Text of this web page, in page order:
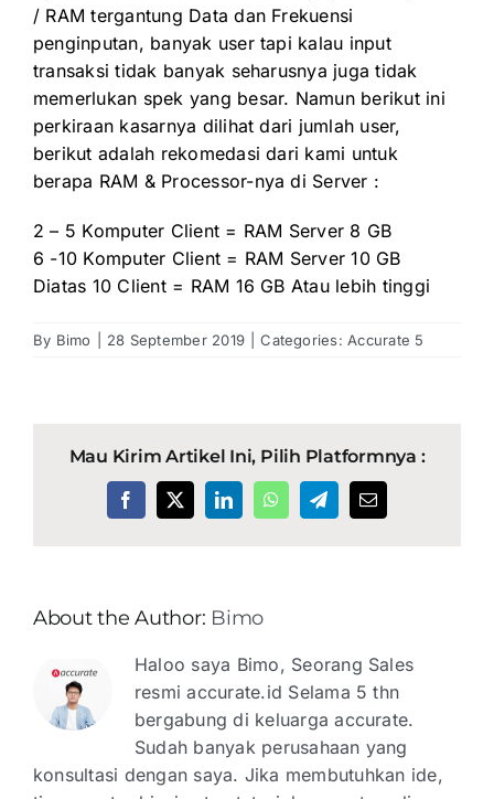
/ RAM tergantung Data dan Frekuensi
penginputan, banyak user tapi kalau input
transaksi tidak banyak seharusnya juga tidak
memerlukan spek yang besar. Namun berikut ini
perkiraan kasarnya dilihat dari jumlah user,
berikut adalah rekomedasi dari kami untuk
berapa RAM & Processor-nya di Server :
2 – 5 Komputer Client = RAM Server 8 GB
6 -10 Komputer Client = RAM Server 10 GB
Diatas 10 Client = RAM 16 GB Atau lebih tinggi
By Bimo 28 September 2019 Categories:Accurate 5
Mau Kirim Artikel Ini, Pilih Platformnya :
Facebook
X LinkedInWhatsAppTelegramEmail
About the Author: Bimo
Haloo saya Bimo, Seorang Sales
resmi accurate.id Selama 5 thn
bergabung di keluarga accurate.
Sudah banyak perusahaan yang
konsultasi dengan saya. Jika membutuhkan ide,